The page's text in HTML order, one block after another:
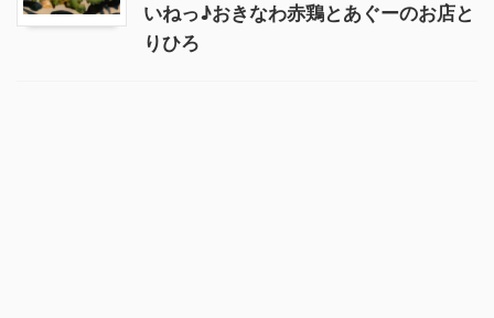
いねっ♪おきなわ赤鶏とあぐーのお店と
りひろ